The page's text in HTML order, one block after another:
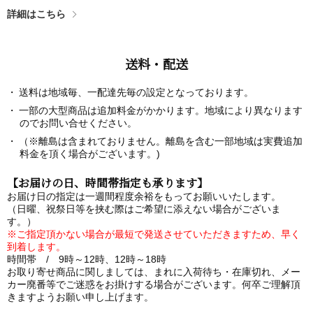
詳細はこちら
送料・配送
送料は地域毎、一配達先毎の設定となっております。
一部の大型商品は追加料金がかかります。地域により異なります
のでお問い合せください。
（※離島は含まれておりません。離島を含む一部地域は実費追加
料金を頂く場合がございます。)
【お届けの日、時間帯指定も承ります】
お届け日の指定は一週間程度余裕をもってお願いいたします。
（日曜、祝祭日等を挟む際はご希望に添えない場合がございま
す。）
※ご指定頂かない場合が最短で発送させていただきますため、早く
到着します。
時間帯 / 9時～12時、12時～18時
お取り寄せ商品に関しましては、まれに入荷待ち・在庫切れ、メー
カー廃番等でご迷惑をお掛けする場合がございます。何卒ご理解頂
きますようお願い申し上げます。